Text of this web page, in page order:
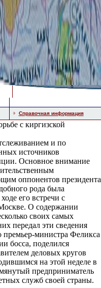
Справочная информация
с киргизской
и по
источников
Основное внимание
оппонентов президента
рода была
его встречи с
О содержании
своих самых
передал эти сведения
премьер-министра Феликса
босса, поделился
деловых кругов
на этой неделе в
предприниматель
служб своей страны.